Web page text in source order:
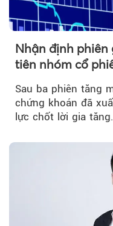
Nhận định phiên
tiên nhóm cổ
Sau ba phiên tăng
chứng khoán đã
lực chốt lời gia